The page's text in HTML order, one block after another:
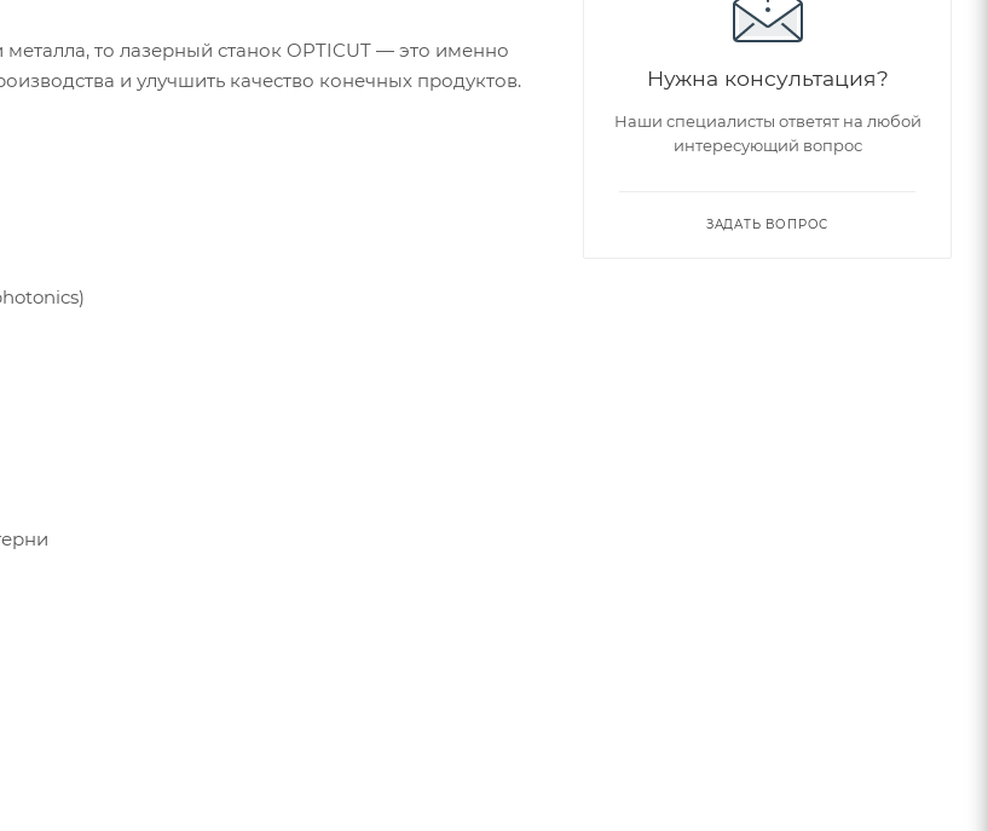
то лазерный станок OPTICUT — это именно
и улучшить качество конечных продуктов.
Нужна консультация?
Наши специалисты ответят на любой
интересующий вопрос
ЗАДАТЬ ВОПРОС